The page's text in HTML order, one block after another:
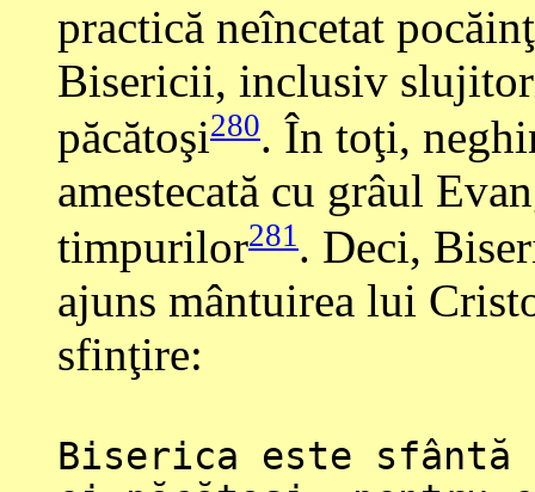
practică neîncetat
Bisericii, inclusiv
păcătoşi280. În toţi,
amestecată cu grâul
timpurilor281. Deci,
ajuns mântuirea lui
sfinţire:
Biserica este sfântă